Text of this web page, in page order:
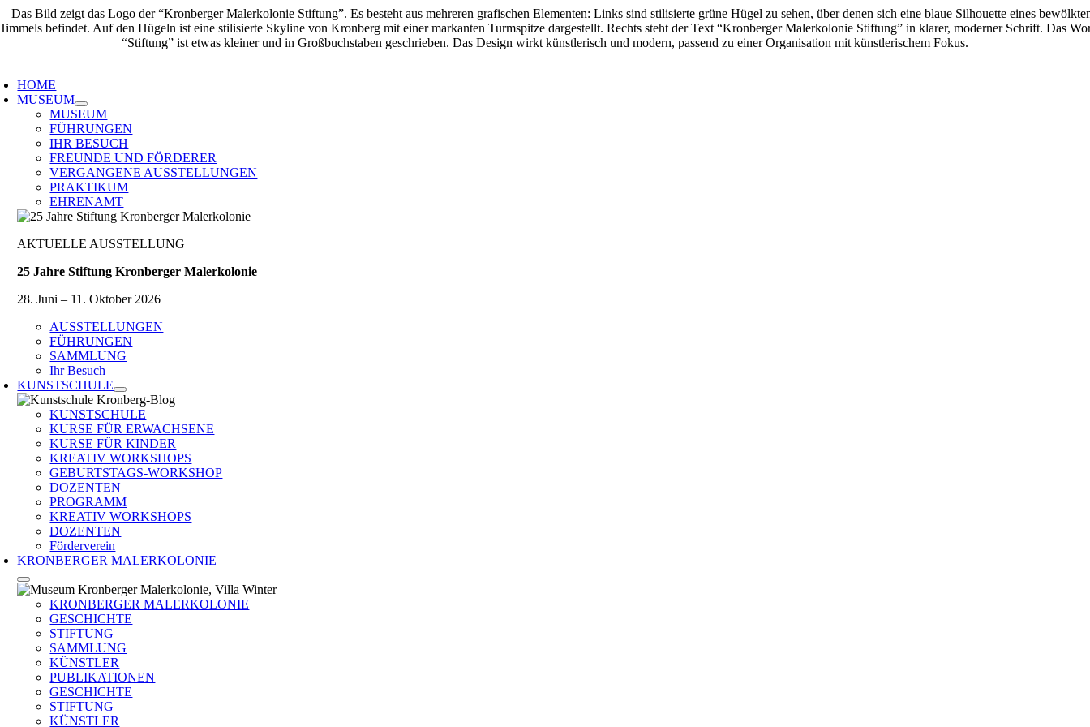
Zum
Inhalt
HOME
MUSEUM
MUSEUM
FÜHRUNGEN
IHR BESUCH
FREUNDE UND FÖRDERER
VERGANGENE AUSSTELLUNGEN
PRAKTIKUM
EHRENAMT
AKTUELLE AUSSTELLUNG
25 Jahre Stiftung Kronberger Malerkolonie
28. Juni – 11. Oktober 2026
AUSSTELLUNGEN
FÜHRUNGEN
SAMMLUNG
Ihr Besuch
KUNSTSCHULE
KUNSTSCHULE
KURSE FÜR ERWACHSENE
KURSE FÜR KINDER
KREATIV WORKSHOPS
GEBURTSTAGS-WORKSHOP
DOZENTEN
PROGRAMM
KREATIV WORKSHOPS
DOZENTEN
Förderverein
KRONBERGER MALERKOLONIE
KRONBERGER MALERKOLONIE
GESCHICHTE
STIFTUNG
SAMMLUNG
KÜNSTLER
PUBLIKATIONEN
GESCHICHTE
STIFTUNG
KÜNSTLER